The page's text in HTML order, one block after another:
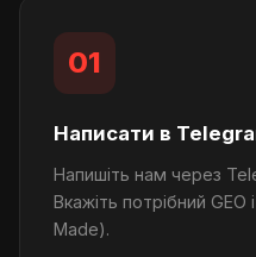
01
Написати в
Напишіть нам через
Вкажіть потрібний
Made).